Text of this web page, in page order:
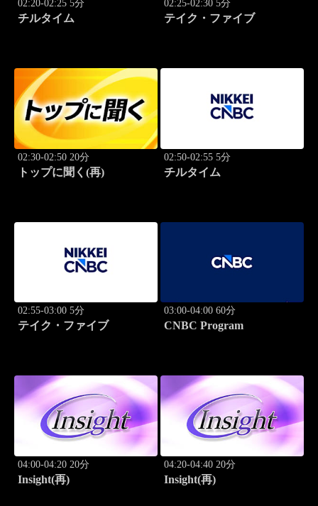
02:20-02:25 5分
チルタイム
02:25-02:30 5分
テイク・ファイブ
02:30-02:50 20分
トップに聞く(再)
02:50-02:55 5分
チルタイム
02:55-03:00 5分
テイク・ファイブ
03:00-04:00 60分
CNBC Program
04:00-04:20 20分
Insight(再)
04:20-04:40 20分
Insight(再)